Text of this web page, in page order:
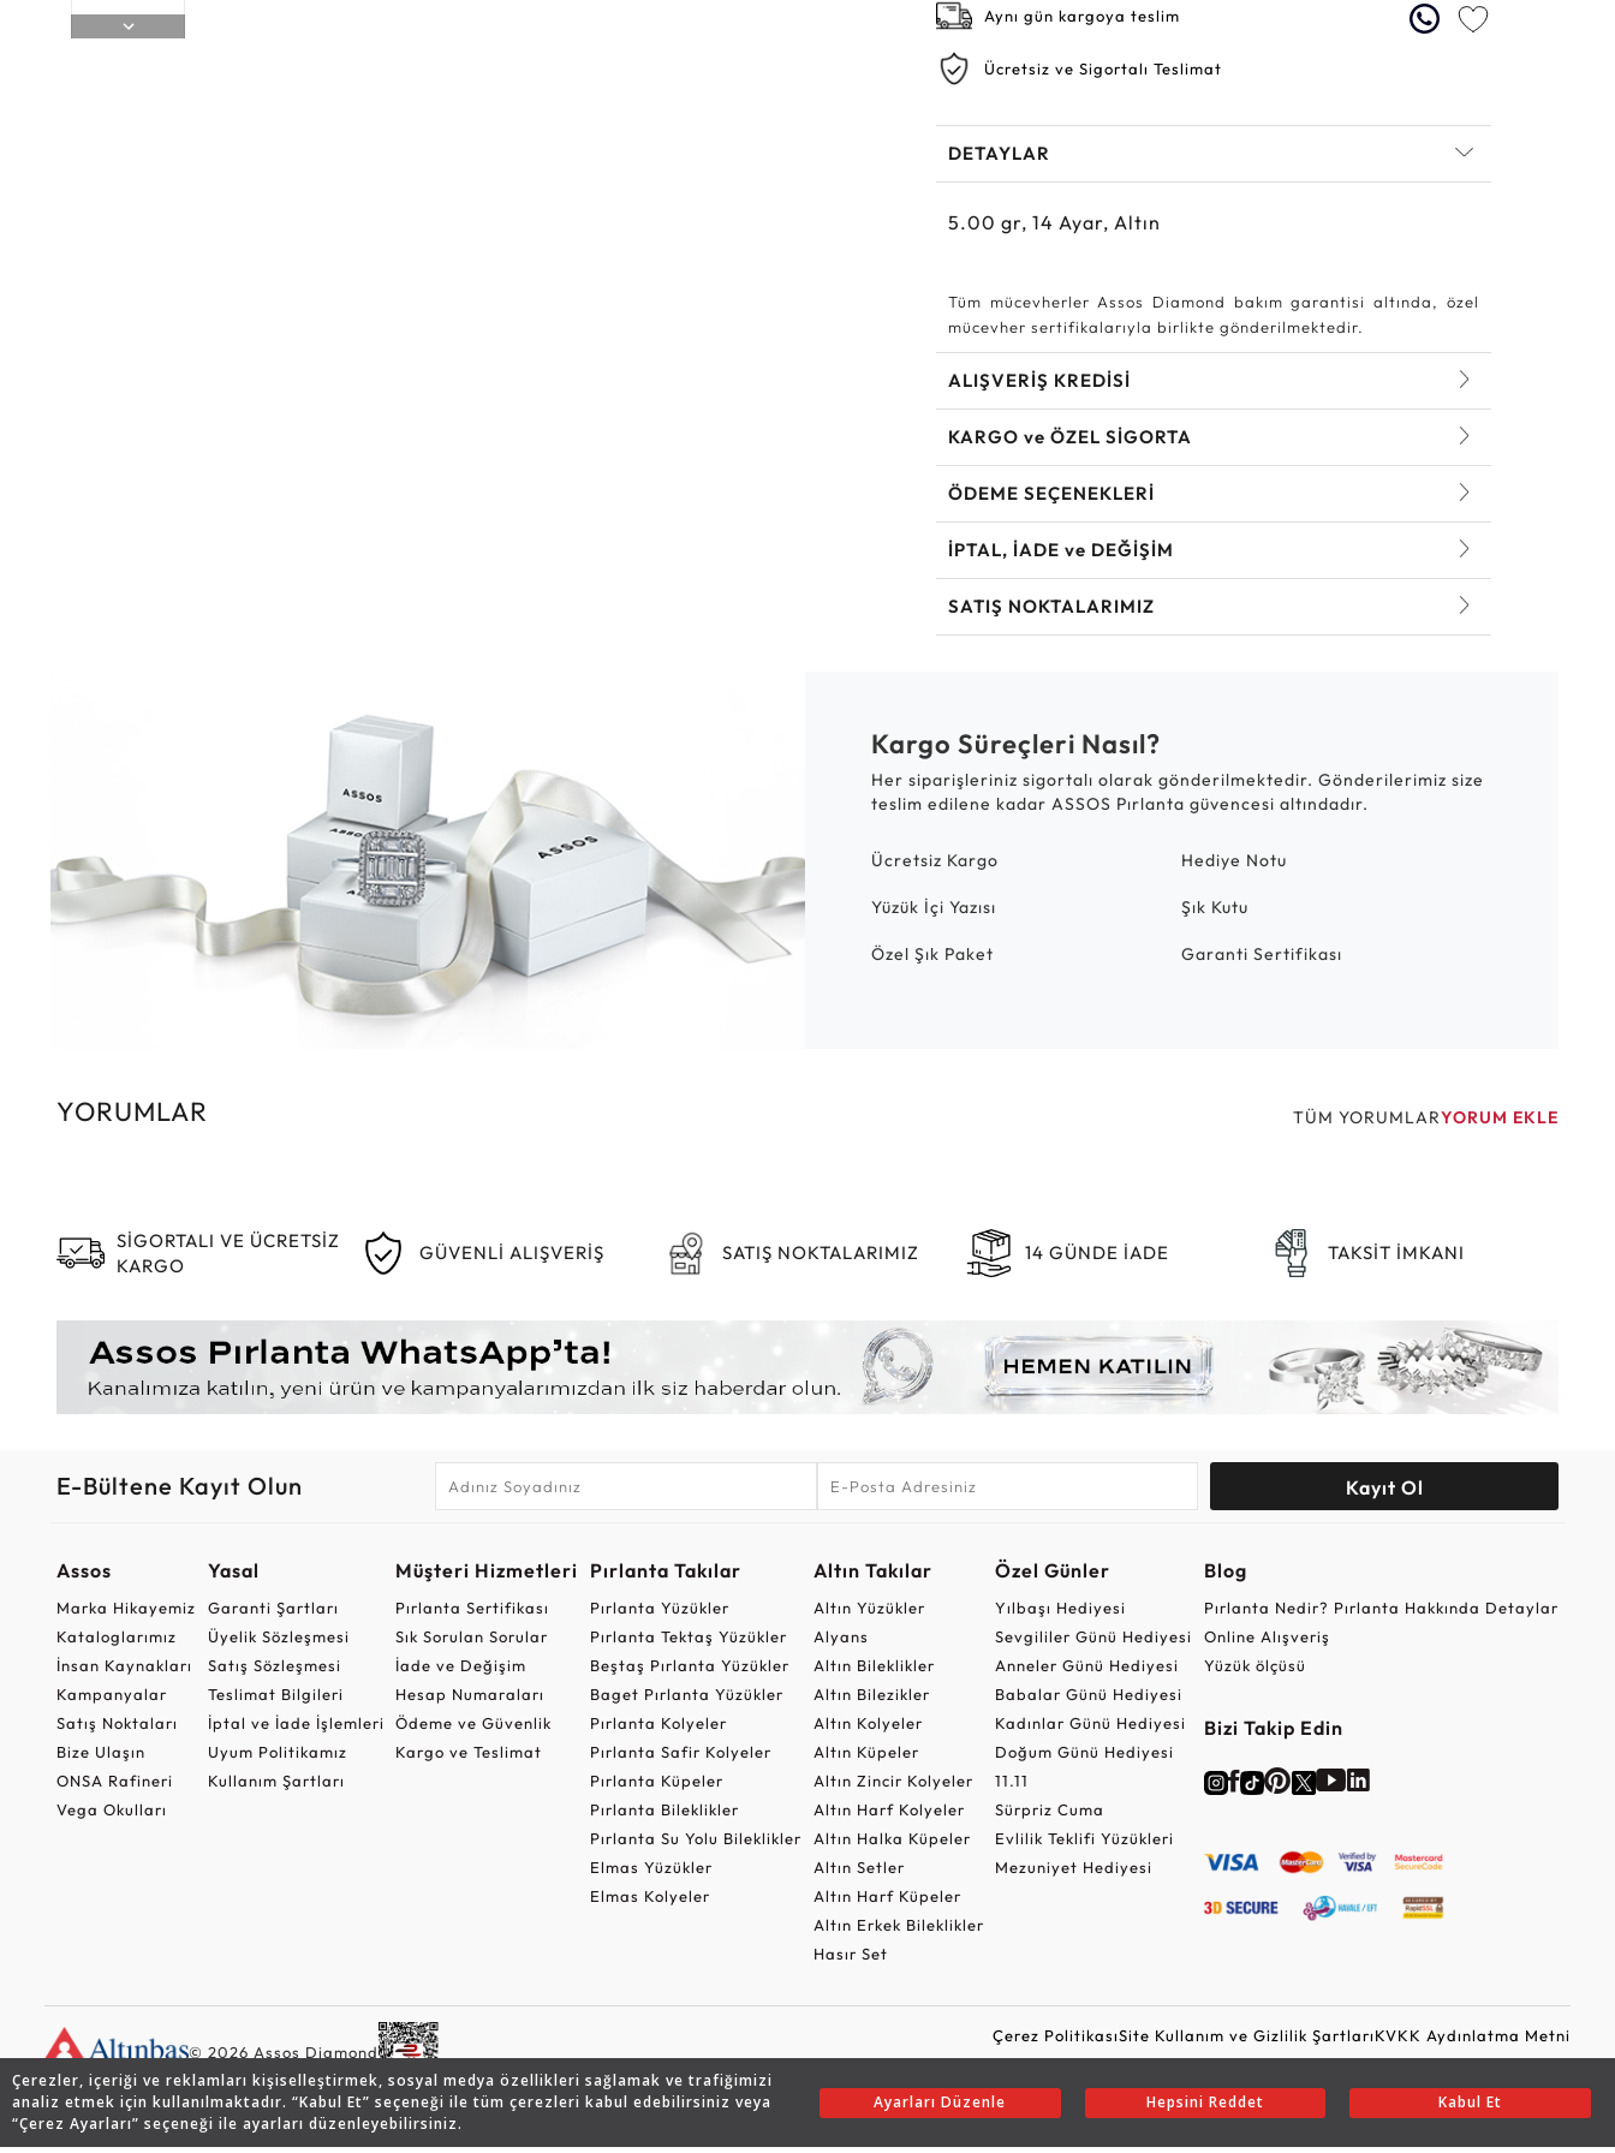
Çerezler, içeriği ve reklamları kişiselleştirmek, sosyal medya özellikleri sağlamak ve trafiğimizi
analiz etmek için kullanılmaktadır. “Kabul Et” seçeneği ile tüm çerezleri kabul edebilirsiniz veya
“Çerez Ayarları” seçeneği ile ayarları düzenleyebilirsiniz.
Ayarları Düzenle Hepsini Reddet Kabul Et
Aynı gün kargoya teslim
Ücretsiz ve Sigortalı Teslimat
DETAYLAR
5.00gr,14Ayar, Altın
Tüm mücevherler Assos Diamond bakım garantisi altında, özel
mücevher sertifikalarıyla birlikte gönderilmektedir.
ALIŞVERİŞ KREDİSİ
KARGO ve ÖZEL SİGORTA
ÖDEME SEÇENEKLERİ
İPTAL, İADE ve DEĞİŞİM
SATIŞ NOKTALARIMIZ
Kargo Süreçleri Nasıl?
Her siparişleriniz sigortalı olarak gönderilmektedir. Gönderilerimiz size
teslim edilene kadar ASSOS Pırlanta güvencesi altındadır.
Ücretsiz Kargo Hediye Notu
Yüzük İçi Yazısı Şık Kutu
Özel Şık Paket Garanti Sertifikası
YORUMLAR TÜM YORUMLARYORUM EKLE
SİGORTALI VE ÜCRETSİZ
KARGO
GÜVENLİ ALIŞVERİŞ SATIŞ NOKTALARIMIZ 14 GÜNDE İADE TAKSİT İMKANI
E-Bültene Kayıt Olun Kayıt Ol
Assos
Marka Hikayemiz
Kataloglarımız
İnsan Kaynakları
Kampanyalar
Satış Noktaları
Bize Ulaşın
ONSA Rafineri
Vega Okulları
Yasal
Garanti Şartları
Üyelik Sözleşmesi
Satış Sözleşmesi
Teslimat Bilgileri
İptal ve İade İşlemleri
Uyum Politikamız
Kullanım Şartları
Müşteri Hizmetleri
Pırlanta Sertifikası
Sık Sorulan Sorular
İade ve Değişim
Hesap Numaraları
Ödeme ve Güvenlik
Kargo ve Teslimat
Pırlanta Takılar
Pırlanta Yüzükler
Pırlanta Tektaş Yüzükler
Beştaş Pırlanta Yüzükler
Baget Pırlanta Yüzükler
Pırlanta Kolyeler
Pırlanta Safir Kolyeler
Pırlanta Küpeler
Pırlanta Bileklikler
Pırlanta Su Yolu Bileklikler
Elmas Yüzükler
Elmas Kolyeler
Altın Takılar
Altın Yüzükler
Alyans
Altın Bileklikler
Altın Bilezikler
Altın Kolyeler
Altın Küpeler
Altın Zincir Kolyeler
Altın Harf Kolyeler
Altın Halka Küpeler
Altın Setler
Altın Harf Küpeler
Altın Erkek Bileklikler
Hasır Set
Özel Günler
Yılbaşı Hediyesi
Sevgililer Günü Hediyesi
Anneler Günü Hediyesi
Babalar Günü Hediyesi
Kadınlar Günü Hediyesi
Doğum Günü Hediyesi
11.11
Sürpriz Cuma
Evlilik Teklifi Yüzükleri
Mezuniyet Hediyesi
Blog
Pırlanta Nedir? Pırlanta Hakkında Detaylar
Online Alışveriş
Yüzük ölçüsü
Bizi Takip Edin
© 2026 Assos Diamond
Çerez PolitikasıSite Kullanım ve Gizlilik ŞartlarıKVKK Aydınlatma Metni